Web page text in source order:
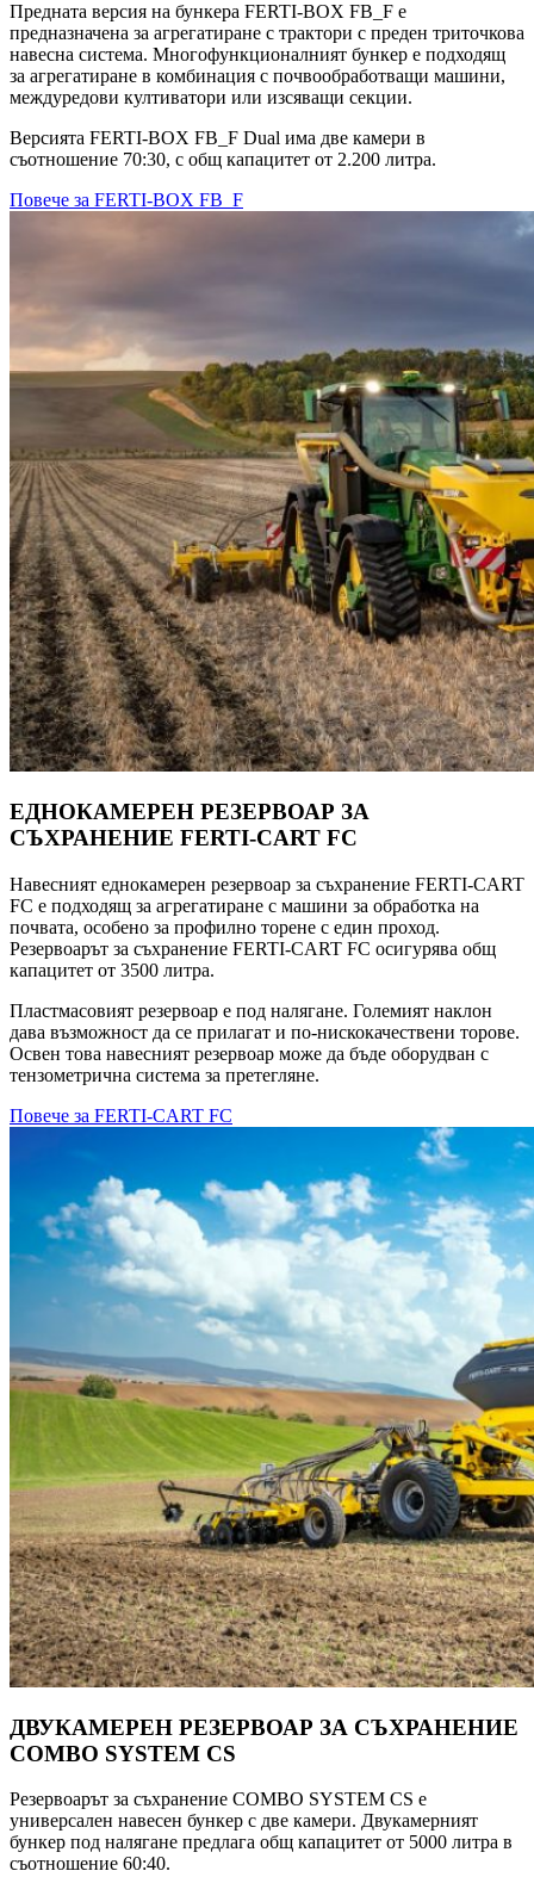
Предната версия на бункера FERTI-BOX FB_F е
предназначена за агрегатиране с трактори с преден триточкова
навесна система. Многофункционалният бункер е подходящ
за агрегатиране в комбинация с почвообработващи машини,
междуредови култиватори или изсяващи секции.
Версията FERTI-BOX FB_F Dual има две камери в
съотношение 70:30, с общ капацитет от 2.200 литра.
Повече за FERTI-BOX FB_F
ЕДНОКАМЕРЕН РЕЗЕРВОАР ЗА
СЪХРАНЕНИЕ FERTI-CART FC
Навесният еднокамерен резервоар за съхранение FERTI-CART
FC е подходящ за агрегатиране с машини за обработка на
почвата, особено за профилно торене с един проход.
Резервоарът за съхранение FERTI-CART FC осигурява общ
капацитет от 3500 литра.
Пластмасовият резервоар е под налягане. Големият наклон
дава възможност да се прилагат и по-нискокачествени торове.
Освен това навесният резервоар може да бъде оборудван с
тензометрична система за претегляне.
Повече за FERTI-CART FC
ДВУКАМЕРЕН РЕЗЕРВОАР ЗА СЪХРАНЕНИЕ
COMBO SYSTEM CS
Резервоарът за съхранение COMBO SYSTEM CS е
универсален навесен бункер с две камери. Двукамерният
бункер под налягане предлага общ капацитет от 5000 литра в
съотношение 60:40.